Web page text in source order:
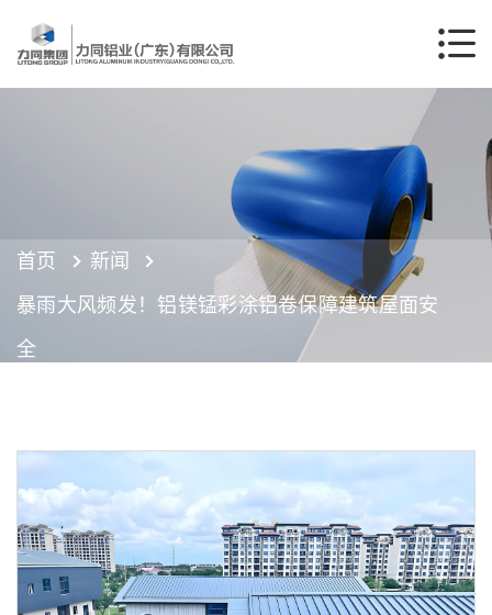
首页
新闻
暴雨大风频发！铝镁锰彩涂铝卷保障建筑屋面安
全